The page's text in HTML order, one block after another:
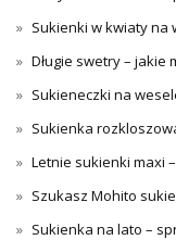
Sukienki w kwiaty na
Długie swetry – jakie
Sukieneczki na
Sukienka
Letnie sukienki maxi
Szukasz Mohito
Sukienka na lato –